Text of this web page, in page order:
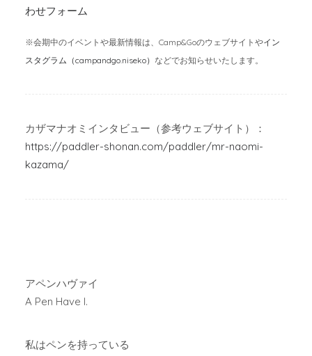
わせフォーム
※会期中のイベントや最新情報は、Camp&Goのウェブサイトやイン
スタグラム（campandgo.niseko） などでお知らせいたします。
カザマナオミインタビュー（参考ウェブサイト）：
https://paddler-shonan.com/paddler/mr-naomi-
kazama/
アペンハヴァイ
A Pen Have I.
私はペンを持っている